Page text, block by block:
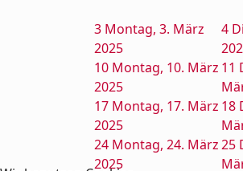
3 Montag, 3. März
2025
4
10 Montag, 10. März
2025
11
17 Montag, 17. März
2025
18
24 Montag, 24. März
2025
25